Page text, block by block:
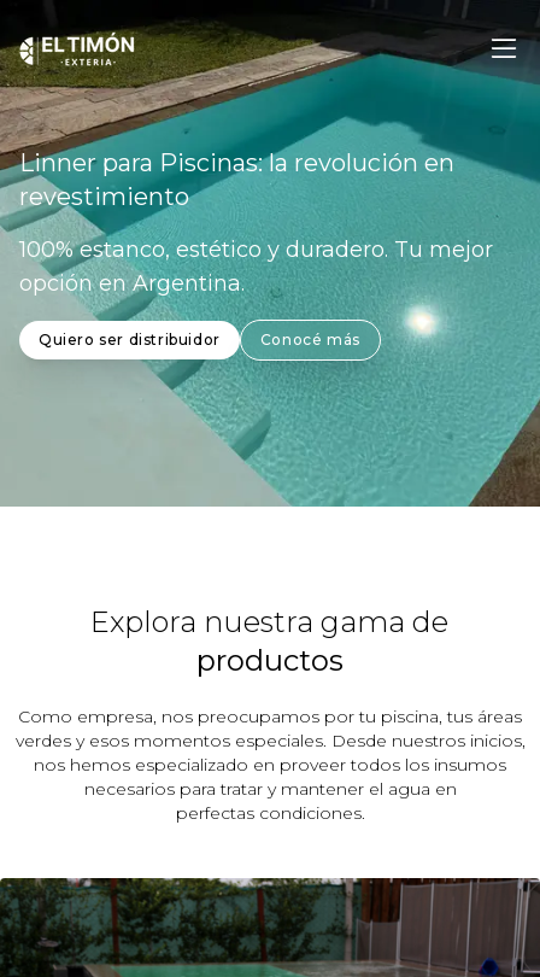
Linner para Piscinas: la revolución en
revestimiento
100% estanco, estético y duradero. Tu mejor
opción en Argentina.
Quiero ser distribuidor Conocé más
Explora nuestra gama de
productos
Como empresa, nos preocupamos por tu piscina, tus áreas
verdes y esos momentos especiales. Desde nuestros inicios,
nos hemos especializado en proveer todos los insumos
necesarios para tratar y mantener el agua en
perfectas condiciones.